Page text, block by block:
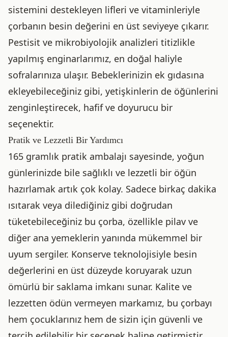
sistemini destekleyen lifleri ve vitaminleriyle
çorbanın besin değerini en üst seviyeye çıkarır.
Pestisit ve mikrobiyolojik analizleri titizlikle
yapılmış enginarlarımız, en doğal haliyle
sofralarınıza ulaşır. Bebeklerinizin ek gıdasına
ekleyebileceğiniz gibi, yetişkinlerin de öğünlerini
zenginleştirecek, hafif ve doyurucu bir
seçenektir.
Pratik ve Lezzetli Bir Yardımcı
165 gramlık pratik ambalajı sayesinde, yoğun
günlerinizde bile sağlıklı ve lezzetli bir öğün
hazırlamak artık çok kolay. Sadece birkaç dakika
ısıtarak veya dilediğiniz gibi doğrudan
tüketebileceğiniz bu çorba, özellikle pilav ve
diğer ana yemeklerin yanında mükemmel bir
uyum sergiler. Konserve teknolojisiyle besin
değerlerini en üst düzeyde koruyarak uzun
ömürlü bir saklama imkanı sunar. Kalite ve
lezzetten ödün vermeyen markamız, bu çorbayı
hem çocuklarınız hem de sizin için güvenli ve